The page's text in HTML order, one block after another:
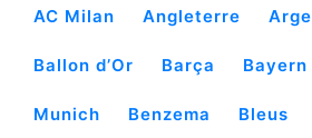
AC Milan Angleterre
Ballon d’Or Barça Bayern
Munich Benzema Bleus